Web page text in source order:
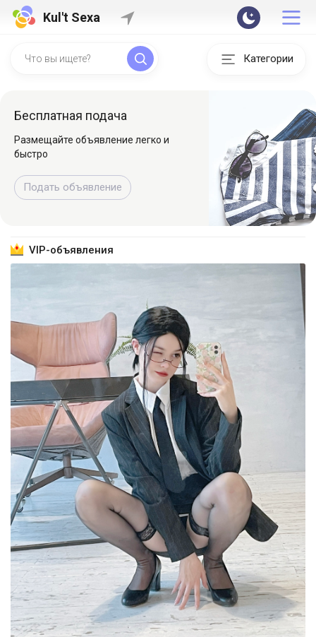
Kul't Sexa
Категории
Быстрая регистрация
Регистрируйтесь и начинайте
знакомиться
Зарегистрироваться
VIP-объявления